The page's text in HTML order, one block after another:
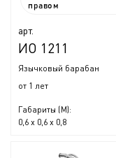
правом
арт.
ИО 1211
Язычковый барабан
от 1 лет
Габариты (М):
0,6 x 0,6 x 0,8